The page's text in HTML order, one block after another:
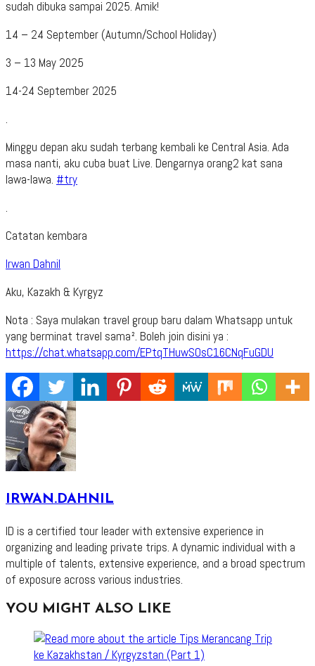
sudah dibuka sampai 2025. Amik!
14 – 24 September (Autumn/School Holiday)
3 – 13 May 2025
14-24 September 2025
.
Minggu depan aku sudah terbang kembali ke Central Asia. Ada
masa nanti, aku cuba buat Live. Dengarnya orang2 kat sana
lawa-lawa. #try
.
Catatan kembara
Irwan Dahnil
Aku, Kazakh & Kyrgyz
Nota : Saya mulakan travel group baru dalam Whatsapp untuk
yang berminat travel sama². Boleh join disini ya :
https://chat.whatsapp.com/EPtqTHuwSOsC16CNqFuGDU
IRWAN.DAHNIL
ID is a certified tour leader with extensive experience in
organizing and leading private trips. A dynamic individual with a
multiple of talents, extensive experience, and a broad spectrum
of exposure across various industries.
YOU MIGHT ALSO LIKE